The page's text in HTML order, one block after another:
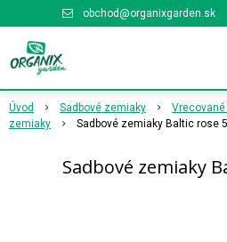
obchod@organixgarden.sk
Úvod Sadbové zemiaky
zemiaky
Sadbové zemiaky Baltic rose
Sadbové zemiaky